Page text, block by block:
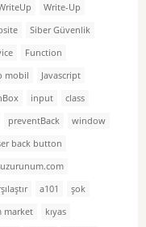
Write-Up
Siber Güvenlik
Function
mobil
Javascript
input
class
preventBack
window
back button
a101
şok
market
kıyas